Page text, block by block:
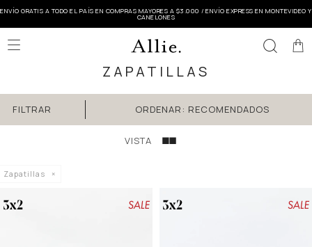
ENVÍO GRATIS A TODO EL PAÍS EN COMPRAS MAYORES A $3.000 / ENVÍO EXPRESS EN MONTEVIDEO Y
CANELONES

ZAPATILLAS
RECOMENDADOS
Zapatillas